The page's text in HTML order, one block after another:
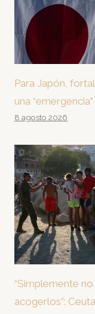
Para Japón,
una “emergencia”
8 agosto 2026
“Simplemente
acogerlos”: